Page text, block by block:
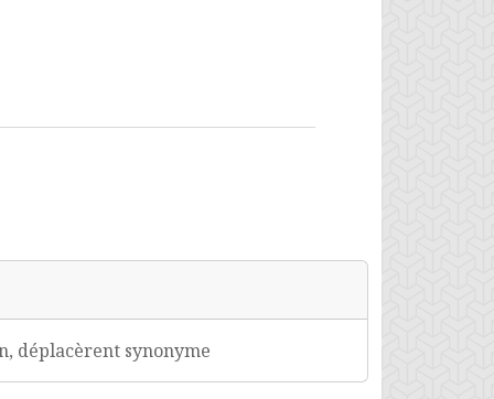
déplacèrent synonyme